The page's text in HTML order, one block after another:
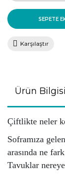
SEPETE
Karşılaştır
Ürün Bilgisi
Çiftlikte neler
Soframıza
arasında ne
Tavuklar